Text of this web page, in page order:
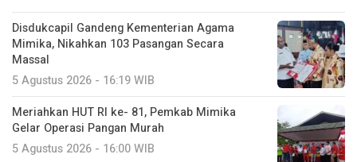
Disdukcapil Gandeng Kementerian Agama
Mimika, Nikahkan 103 Pasangan Secara
Massal
5 Agustus 2026 - 16:19 WIB
Meriahkan HUT RI ke- 81, Pemkab Mimika
Gelar Operasi Pangan Murah
5 Agustus 2026 - 16:00 WIB